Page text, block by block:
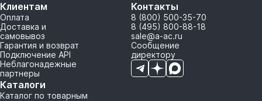
Клиентам
Оплата
Доставка и
самовывоз
Гарантия и возврат
Подключение API
Неблагонадежные
партнеры
Каталоги
Каталог по товарным
Контакты
8 (800) 500-35-70
8 (495) 800-88-18
sale@a-ac.ru
Сообщение
директору